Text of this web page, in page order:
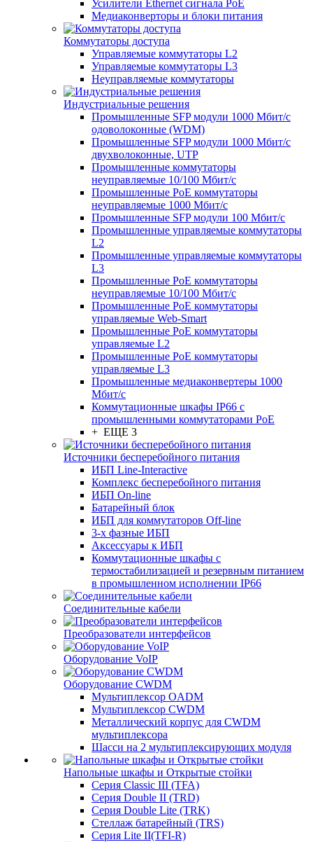
Усилители Ethernet сигнала PoE
Медиаконверторы и блоки питания
Коммутаторы доступа
Управляемые коммутаторы L2
Управляемые коммутаторы L3
Неуправляемые коммутаторы
Индустриальные решения
Промышленные SFP модули 1000 Мбит/c
одоволоконные (WDM)
Промышленные SFP модули 1000 Мбит/c
двухволоконные, UTP
Промышленные коммутаторы
неуправляемые 10/100 Мбит/с
Промышленные PoE коммутаторы
неуправляемые 1000 Мбит/с
Промышленные SFP модули 100 Мбит/c
Промышленные управляемые коммутаторы
L2
Промышленные управляемые коммутаторы
L3
Промышленные PoE коммутаторы
неуправляемые 10/100 Мбит/с
Промышленные PoE коммутаторы
управляемые Web-Smart
Промышленные PoE коммутаторы
управляемые L2
Промышленные PoE коммутаторы
управляемые L3
Промышленные медиаконвертеры 1000
Мбит/с
Коммутационные шкафы IP66 c
промышленными коммутаторами PoE
+ ЕЩЕ 3
Источники бесперебойного питания
ИБП Line-Interactive
Комплекс бесперебойного питания
ИБП On-line
Батарейный блок
ИБП для коммутаторов Off-line
3-х фазные ИБП
Аксессуары к ИБП
Коммутационные шкафы с
термостабилизацией и резервным питанием
в промышленном исполнении IP66
Соединительные кабели
Преобразователи интерфейсов
Оборудование VoIP
Оборудование CWDM
Мультиплекcор OADM
Мультиплексор CWDM
Металлический корпус для CWDM
мультиплексора
Шасси на 2 мультиплексирующих модуля
Напольные шкафы и Открытые стойки
Серия Classic III (TFA)
Серия Double II (TRD)
Серия Double Lite (TRK)
Стеллаж батарейный (TRS)
Серия Lite II(TFI-R)